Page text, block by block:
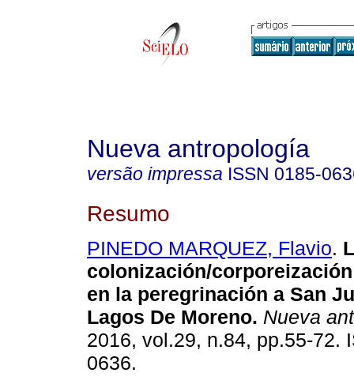
Nueva antropología
versão impressa ISSN 0185-
Resumo
PINEDO MARQUEZ, Flavio.
colonización/
en la peregrinación a San
Lagos De Moreno. Nueva
2016, vol.29, n.84, pp.55-72.
0636.